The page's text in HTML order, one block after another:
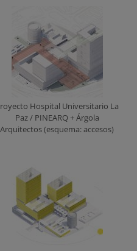
Hospital Universitario La
Paz / PINEARQ + Árgola
Arquitectos (esquema: accesos)